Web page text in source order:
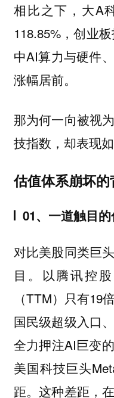
相比之下，大A
118.85%，创业
中AI算力与硬件
涨幅居前。
那为何一向被视
技指数，却表现
估值体系崩坏的
01、一道触目
对比美股同类巨
目。以腾讯控
（TTM）只有19
国民级超级入口
全力押注AI巨变
美国科技巨头
距。这种差距，